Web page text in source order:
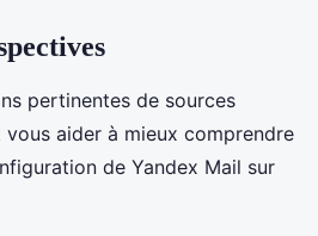
pertinentes de sources
aider à mieux comprendre
de Yandex Mail sur